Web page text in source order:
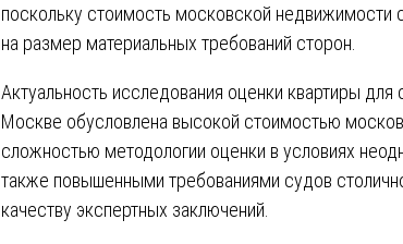
поскольку стоимость московской недвижимости
на размер материальных требований сторон.
Актуальность исследования оценки квартиры для
Москве обусловлена высокой стоимостью
сложностью методологии оценки в условиях
также повышенными требованиями судов
качеству экспертных заключений.